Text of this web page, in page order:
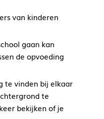
van kinderen
gaan kan
de opvoeding
te vinden bij elkaar
te
bekijken of je